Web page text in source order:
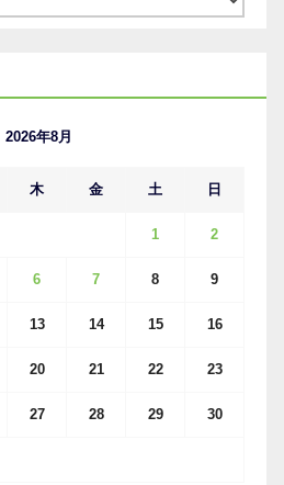
2026年8月
木 金 土 日
1 2
6 7 8 9
13 14 15 16
20 21 22 23
27 28 29 30